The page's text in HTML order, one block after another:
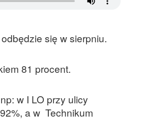
się w sierpniu.
81 procent.
w I LO przy ulicy
a w Technikum